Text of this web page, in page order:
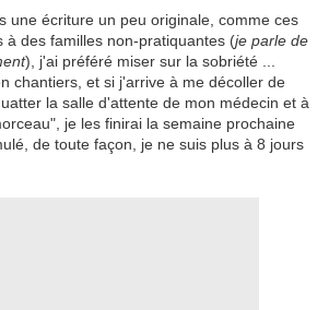
une écriture un peu originale, comme ces
à des familles non-pratiquantes (je parle de
), j'ai préféré miser sur la sobriété ...
chantiers, et si j'arrive à me décoller de
la salle d'attente de mon médecin et à
je les finirai la semaine prochaine
de toute façon, je ne suis plus à 8 jours